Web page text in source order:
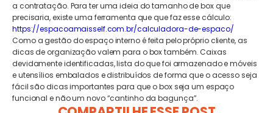
a contratação. Para ter uma ideia do tamanho de box que
precisaria, existe uma ferramenta que que faz esse cálculo:
https://espacoamaisself.com.br/calculadora-de-espaco/
Como a gestão do espaço interno é feita pelo próprio cliente, as
dicas de organização valem para o box também. Caixas
devidamente identificadas, lista do que foi armazenado e móveis
e utensílios embalados e distribuídos de forma que o acesso seja
fácil são dicas importantes para que o box seja um espaço
funcional e não um novo “cantinho da bagunça”.